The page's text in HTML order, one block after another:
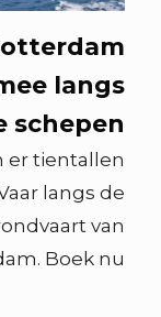
langs
schepen!
er tientallen
langs de
van
Boek nu!